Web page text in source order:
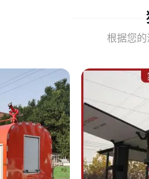
根据您